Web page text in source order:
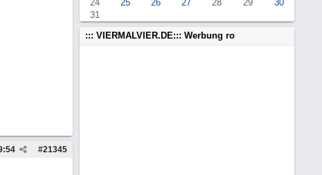
#21345
24
25 26 27 28 29
30
31
::: VIERMALVIER.DE::: Werbung ro